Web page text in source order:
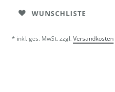
WUNSCHLISTE
* inkl. ges. MwSt. zzgl.Versandkosten